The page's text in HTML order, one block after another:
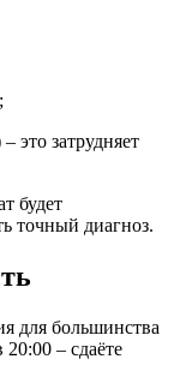
это затрудняет
будет
точный диагноз.
для большинства
– сдаёте